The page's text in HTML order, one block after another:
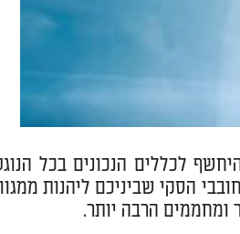
לכללים הנכונים בכל
הסקי שביניכם ליהנות
ומחממים הרבה יותר.